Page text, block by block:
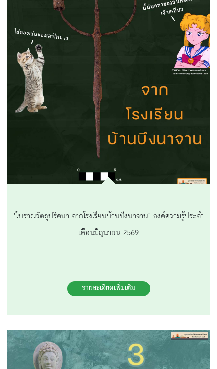
"โบราณวัตถุปริศนา จากโรงเรียนบ้านบึงนาจาน" องค์ความรู้ประจำ
เดือนมิถุนายน 2569
รายละเอียดเพิ่มเติม